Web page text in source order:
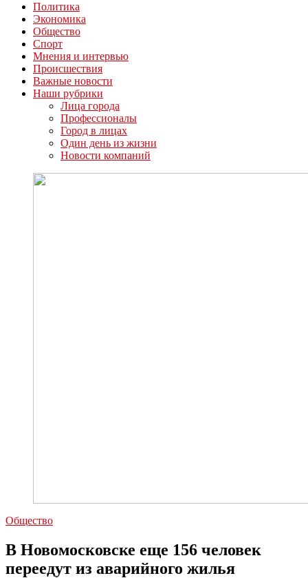
Политика
Экономика
Общество
Спорт
Мнения и интервью
Происшествия
Важные новости
Наши рубрики
Лица города
Профессионалы
Город в лицах
Один день из жизни
Новости компаний
Общество
В Новомосковске еще 156 человек
переедут из аварийного жилья